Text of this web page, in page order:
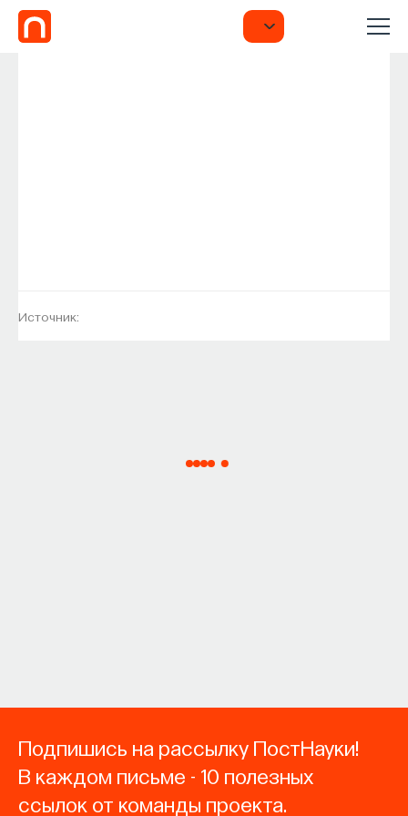
Источник:
Подпишись на рассылку ПостНауки!
В каждом письме - 10 полезных
ссылок от команды проекта.